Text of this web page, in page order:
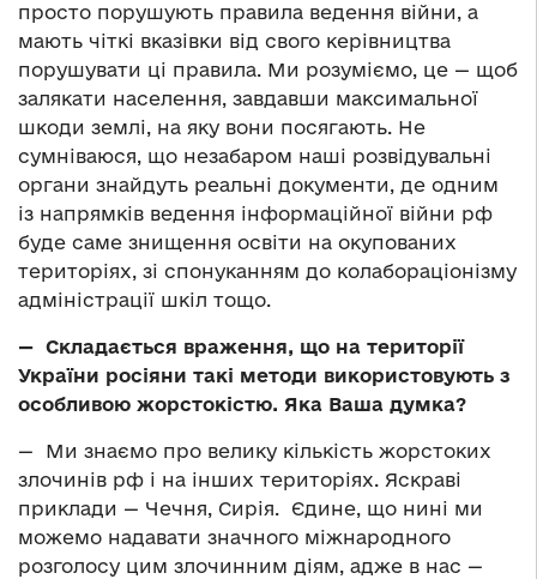
просто порушують правила ведення війни, а
мають чіткі вказівки від свого керівництва
порушувати ці правила. Ми розуміємо, це — щоб
залякати населення, завдавши максимальної
шкоди землі, на яку вони посягають. Не
сумніваюся, що незабаром наші розвідувальні
органи знайдуть реальні документи, де одним
із напрямків ведення інформаційної війни рф
буде саме знищення освіти на окупованих
територіях, зі спонуканням до колабораціонізму
адміністрації шкіл тощо.
— Складається враження, що на території
України росіяни такі методи використовують з
особливою жорстокістю. Яка Ваша думка?
— Ми знаємо про велику кількість жорстоких
злочинів рф і на інших територіях. Яскраві
приклади — Чечня, Сирія. Єдине, що нині ми
можемо надавати значного міжнародного
розголосу цим злочинним діям, адже в нас —